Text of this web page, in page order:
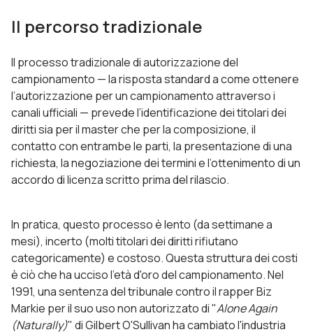
Il percorso tradizionale
Il processo tradizionale di autorizzazione del
campionamento — la risposta standard a come ottenere
l’autorizzazione per un campionamento attraverso i
canali ufficiali — prevede l’identificazione dei titolari dei
diritti sia per il master che per la composizione, il
contatto con entrambe le parti, la presentazione di una
richiesta, la negoziazione dei termini e l’ottenimento di un
accordo di licenza scritto prima del rilascio.
In pratica, questo processo è lento (da settimane a
mesi), incerto (molti titolari dei diritti rifiutano
categoricamente) e costoso. Questa struttura dei costi
è ciò che ha ucciso l'età d'oro del campionamento. Nel
1991, una sentenza del tribunale contro il rapper Biz
Markie per il suo uso non autorizzato di "Alone Again
(Naturally)" di Gilbert O'Sullivan ha cambiato l'industria